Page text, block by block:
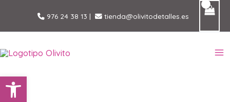
contenido
976 24 38 13 | tienda@olivitodetalles.es
Abrir barra de herramientas